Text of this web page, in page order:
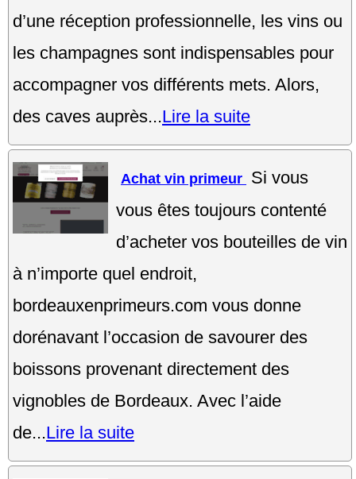
d’une réception professionnelle, les vins ou
les champagnes sont indispensables pour
accompagner vos différents mets. Alors,
des caves auprès...Lire la suite
Achat vin primeur Si vous
vous êtes toujours contenté
d’acheter vos bouteilles de vin
à n’importe quel endroit,
bordeauxenprimeurs.com vous donne
dorénavant l’occasion de savourer des
boissons provenant directement des
vignobles de Bordeaux. Avec l’aide
de...Lire la suite